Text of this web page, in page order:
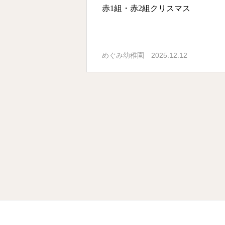
赤1組・赤2組クリスマス
めぐみ幼稚園 2025.12.12